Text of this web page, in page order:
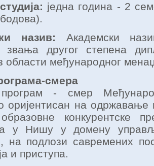
једна година - 2
назив: Академски
звања другог степена
области међународног
смера
- смер
оријентисан на
конкурентске
у Нишу у домену
на подлози савремених
и приступа.